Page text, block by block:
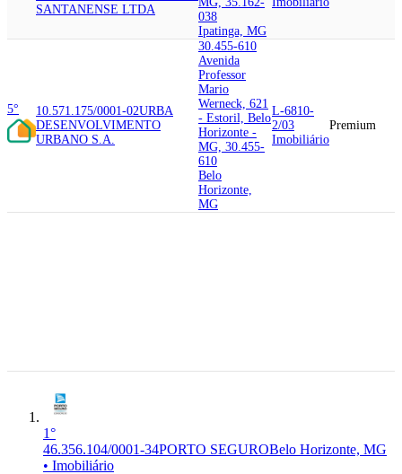
SANTANENSE LTDA
038
Ipatinga, MG
5° 10.571.175/0001-02URBA
DESENVOLVIMENTO
URBANO S.A.
30.455-610
Avenida
Professor
Mario
Werneck, 621
- Estoril, Belo
Horizonte -
MG, 30.455-
610
Belo
Horizonte,
MG
L-6810-
2/03
Imobiliário
Premium
1°
46.356.104/0001-34PORTO SEGUROBelo Horizonte, MG
• Imobiliário